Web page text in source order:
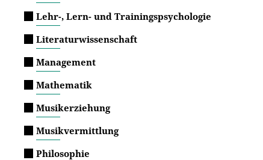
Lehr-, Lern- und Trainingspsychologie
Literaturwissenschaft
Management
Mathematik
Musikerziehung
Musikvermittlung
Philosophie